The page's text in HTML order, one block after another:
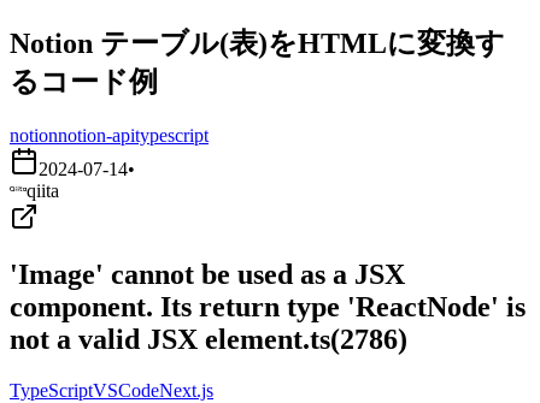
Notion テーブル(表)をHTMLに変換す
るコード例
notionnotion-apitypescript
2024-07-14•
qiita
'Image' cannot be used as a JSX
component. Its return type 'ReactNode' is
not a valid JSX element.ts(2786)
TypeScriptVSCodeNext.js